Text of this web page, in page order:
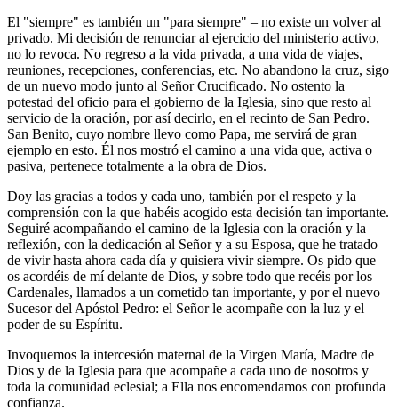
El "siempre" es también un "para siempre" – no existe un volver al
privado. Mi decisión de renunciar al ejercicio del ministerio activo,
no lo revoca. No regreso a la vida privada, a una vida de viajes,
reuniones, recepciones, conferencias, etc. No abandono la cruz, sigo
de un nuevo modo junto al Señor Crucificado. No ostento la
potestad del oficio para el gobierno de la Iglesia, sino que resto al
servicio de la oración, por así decirlo, en el recinto de San Pedro.
San Benito, cuyo nombre llevo como Papa, me servirá de gran
ejemplo en esto. Él nos mostró el camino a una vida que, activa o
pasiva, pertenece totalmente a la obra de Dios.
Doy las gracias a todos y cada uno, también por el respeto y la
comprensión con la que habéis acogido esta decisión tan importante.
Seguiré acompañando el camino de la Iglesia con la oración y la
reflexión, con la dedicación al Señor y a su Esposa, que he tratado
de vivir hasta ahora cada día y quisiera vivir siempre. Os pido que
os acordéis de mí delante de Dios, y sobre todo que recéis por los
Cardenales, llamados a un cometido tan importante, y por el nuevo
Sucesor del Apóstol Pedro: el Señor le acompañe con la luz y el
poder de su Espíritu.
Invoquemos la intercesión maternal de la Virgen María, Madre de
Dios y de la Iglesia para que acompañe a cada uno de nosotros y
toda la comunidad eclesial; a Ella nos encomendamos con profunda
confianza.